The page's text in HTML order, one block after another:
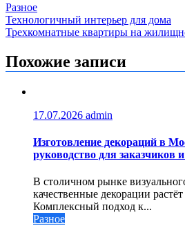
Разное
Навигация
по
записям
Технологичный интерьер для дома
Трехкомнатные квартиры на
Похожие записи
17.07.2026 admin
Изготовление декораций в
руководство для заказчиков
В столичном рынке
качественные декорации
Комплексный подход к...
Разное